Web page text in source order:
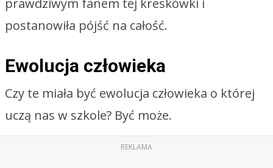
postanowiła pójść na całość.
Ewolucja człowieka
Czy te miała być ewolucja człowieka o której
uczą nas w szkole? Być może.
REKLAMA